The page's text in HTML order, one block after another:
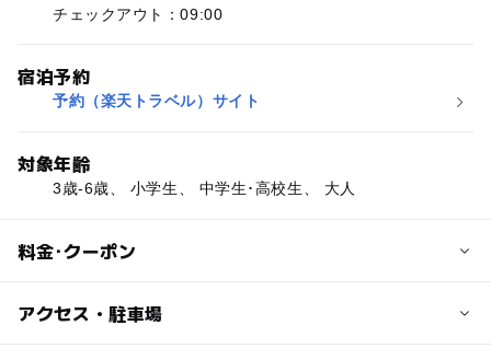
チェックアウト：09:00
宿泊予約
予約（楽天トラベル）サイト
対象年齢
3歳-6歳、 小学生、 中学生･高校生、 大人
料金･クーポン
子供の料金
アクセス・駐車場